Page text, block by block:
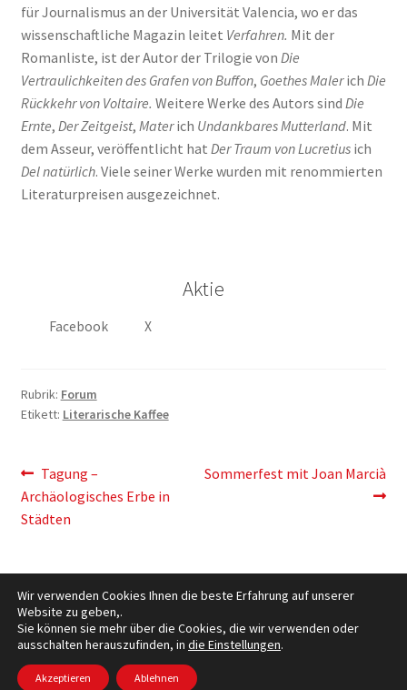
für Journalismus an der Universität Valencia, wo er das
wissenschaftliche Magazin leitet Verfahren. Mit der
Romanliste, ist der Autor der Trilogie von Die
Vertraulichkeiten des Grafen von Buffon, Goethes Malerich Die
Rückkehr von Voltaire. Weitere Werke des Autors sind Die
Ernte, Der Zeitgeist, Materich Undankbares Mutterland. Mit
dem Asseur, veröffentlicht hat Der Traum von Lucretiusich
Del natürlich. Viele seiner Werke wurden mit renommierten
Literaturpreisen ausgezeichnet.
Aktie
Facebook X
Rubrik: Forum
Etikett: Literarische Kaffee
Artikelnavigation
Vorherigen
Post:
Tagung –
Archäologisches Erbe in
Städten
Der
Sommerfest mit Joan Marcià
– © Ccluxemburg 2006 - 2026 –
Datenschutz
Wir verwenden Cookies Ihnen die beste Erfahrung auf unserer
Website zu geben,.
Sie können sie mehr über die Cookies, die wir verwenden oder
ausschalten herauszufinden, in die Einstellungen.
Akzeptieren Ablehnen